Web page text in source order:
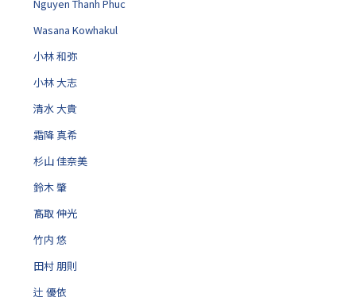
Nguyen Thanh Phuc
Wasana Kowhakul
小林 和弥
小林 大志
清水 大貴
霜降 真希
杉山 佳奈美
鈴木 肇
髙取 伸光
竹内 悠
田村 朋則
辻 優依